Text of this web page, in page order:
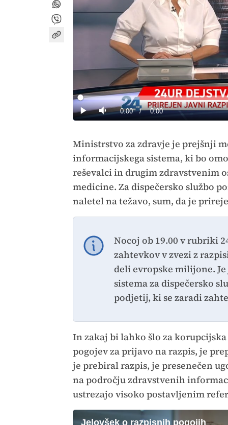
Predvajaj
Tiho Current
0:00 / Duration
0:00
Loaded:
0%
Ministrstvo za zdravje je prejšnji
informacijskega sistema, ki bo
reševalci in drugim zdravstvenim
medicine. Za dispečersko službo
naletel na težavo, sum, da je
Nocoj ob 19.00 v rubriki
zahtevkov v zvezi z
deli evropske milijone.
sistema za dispečersko
podjetij, ki se zaradi
In zakaj bi lahko šlo za
pogojev za prijavo na razpis, je
je prebiral razpis, je presenečen
na področju zdravstvenih
ustrezajo visoko postavljenim
Jelovšek o razpisnih pogojih